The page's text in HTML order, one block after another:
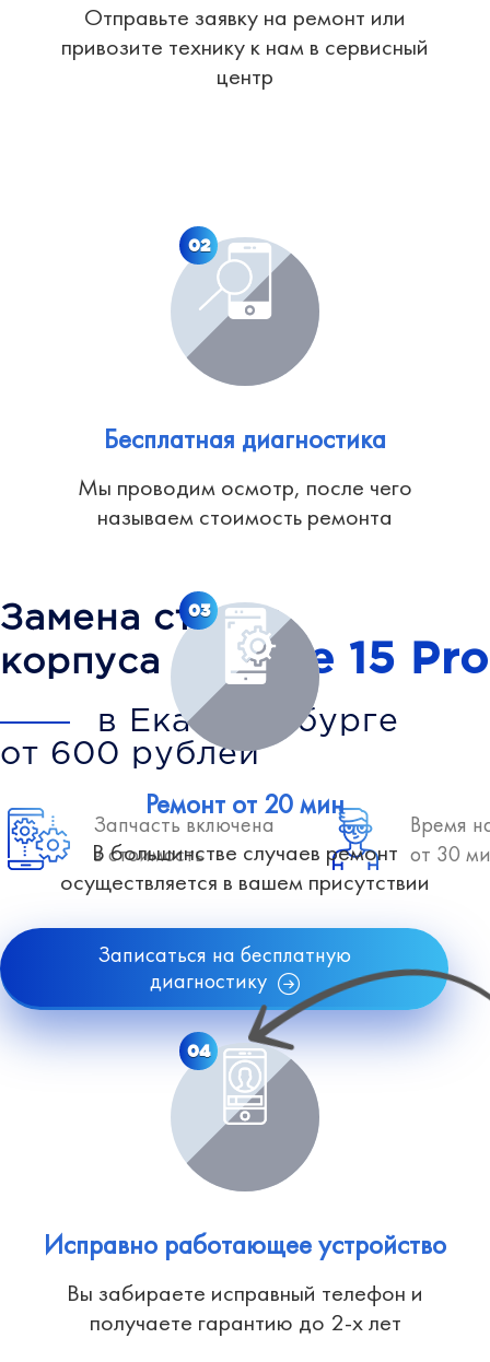
Замена стекла
корпуса iPhone 15
в Екатеринбурге
от 600 рублей
Запчасть включена
в стоимость
Время
от 30
Записаться на бесплатную
диагностику
Отправьте заявку на ремонт или
привозите технику к нам в сервисный
центр
02
Бесплатная диагностика
Мы проводим осмотр, после чего
называем стоимость ремонта
03
Ремонт от 20 мин
В большинстве случаев ремонт
осуществляется в вашем присутствии
04
Исправно работающее устройство
Вы забираете исправный телефон и
получаете гарантию до 2-х лет